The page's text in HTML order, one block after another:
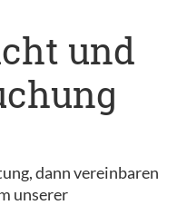
und
dann vereinbaren
unserer